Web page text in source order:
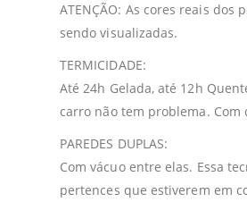
ATENÇÃO: As cores reais
sendo visualizadas.
TERMICIDADE:
Até 24h Gelada, até 12h
carro não tem problema.
PAREDES DUPLAS:
Com vácuo entre elas. Essa
pertences que estiverem em